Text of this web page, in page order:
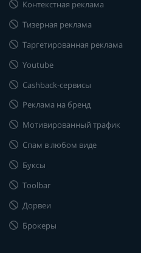
Контекстная реклама
Тизерная реклама
Таргетированная реклама
Youtube
Cashback-сервисы
Реклама на бренд
Мотивированный трафик
Спам в любом виде
Буксы
Toolbar
Дорвеи
Брокеры